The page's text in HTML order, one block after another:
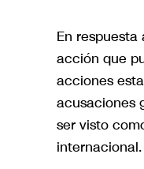
En
acción que
acciones
acusaciones
ser visto
internacional.